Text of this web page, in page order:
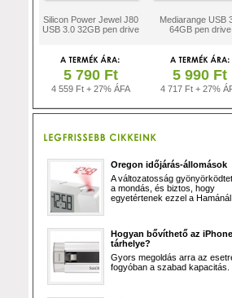
Silicon Power Jewel J80
USB 3.0 32GB pen drive
Mediarange USB
64GB pen drive
5 790 Ft
4 559 Ft + 27% ÁFA
5 990 Ft
4 717 Ft + 27%
Oregon időjárás-állomások
A változatosság
a mondás, és biztos, hogy
egyetértenek ezzel a
Hogyan bővíthető az iPhone
tárhelye?
Gyors megoldás arra az
fogyóban a szabad kapacitás.